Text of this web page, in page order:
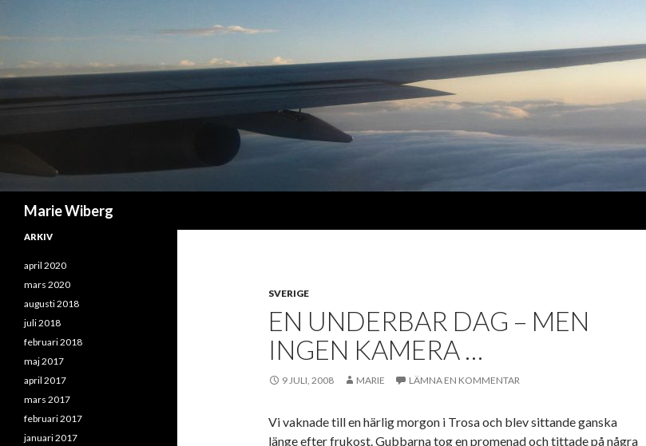
Marie Wiberg
SVERIGE
EN UNDERBAR DAG – MEN
INGEN KAMERA …
9 JULI, 2008 MARIE LÄMNA EN KOMMENTAR
Vi vaknade till en härlig morgon i Trosa och blev sittande ganska
länge efter frukost. Gubbarna tog en promenad och tittade på några
ARKIV
april 2020
mars 2020
augusti 2018
juli 2018
februari 2018
maj 2017
april 2017
mars 2017
februari 2017
januari 2017